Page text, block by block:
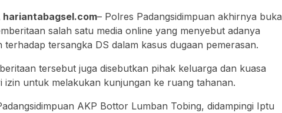
hariantabagsel.com– Polres Padangsidimpuan akhirnya buka
salah satu media online yang menyebut adanya
terhadap tersangka DS dalam kasus dugaan pemerasan.
tersebut juga disebutkan pihak keluarga dan kuasa
izin untuk melakukan kunjungan ke ruang tahanan.
AKP Bottor Lumban Tobing, didampingi Iptu